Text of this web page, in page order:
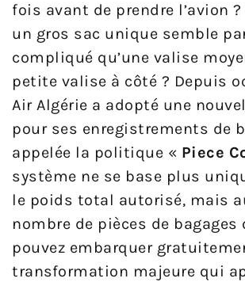
fois avant de prendre l’avion
un gros sac unique semble
compliqué qu’une valise
petite valise à côté ? Depuis
Air Algérie a adopté une
pour ses enregistrements de
appelée la politique « Piece
système ne se base plus
le poids total autorisé, mais
nombre de pièces de bagages
pouvez embarquer
transformation majeure qui